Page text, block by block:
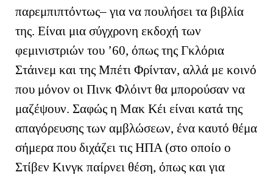
παρεμπιπτόντως– για να πουλήσει τα βιβλία
της. Είναι μια σύγχρονη εκδοχή των
φεμινιστριών του ’60, όπως της Γκλόρια
Στάινεμ και της Μπέτι Φρίνταν, αλλά με κοινό
που μόνον οι Πινκ Φλόιντ θα μπορούσαν να
μαζέψουν. Σαφώς η Μακ Κέι είναι κατά της
απαγόρευσης των αμβλώσεων, ένα καυτό θέμα
σήμερα που διχάζει τις ΗΠΑ (στο οποίο ο
Στίβεν Κινγκ παίρνει θέση, όπως και για